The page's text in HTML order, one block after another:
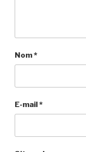
Nom*
E-mail*